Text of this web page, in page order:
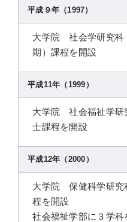
平成９年（1997）
大学院 社会学研究
期）課程を開設
平成11年（1999）
大学院 社会福祉学
士課程を開設
平成12年（2000）
大学院 保健科学研
程を開設
社会福祉学部に３学